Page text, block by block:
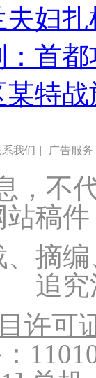
夫妇
首
特
我们 | 广告服务
，不
站稿
摘
追
许可